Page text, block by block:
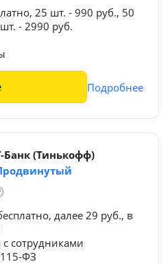
25 шт. - 990 руб., 50
- 2990 руб.
Подробнее
Банк (Тинькофф)
далее 29 руб., в
сотрудниками
ФЗ